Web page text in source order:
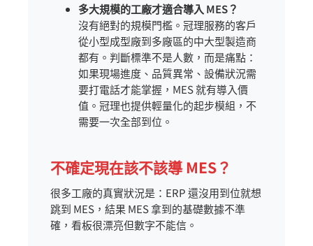
多大規模的工廠才適合導入 MES？
沒有絕對的規模門檻。冠理服務的客戶
從小型成型廠到多廠區的中大型製造商
都有。判斷標準不是人數，而是痛點：
如果現場進度、品質異常、設備狀況需
要打電話才能掌握，MES 就有導入價
值。冠理也提供輕量化的起步模組，不
需要一次全部到位。
不確定現在該不該導 MES？
很多工廠的真實狀況是：ERP 還沒用到位就想
跳到 MES，結果 MES 拿到的基礎數據不準
確，看板很漂亮但數字不能信。